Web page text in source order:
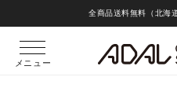
全商品送料無料（北海
メニュー